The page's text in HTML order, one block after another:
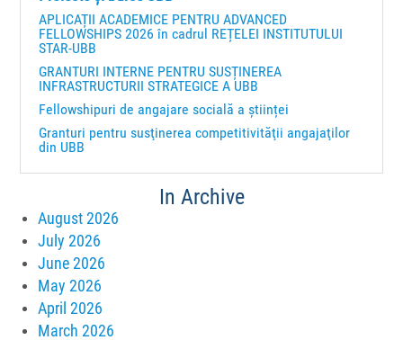
APLICAȚII ACADEMICE PENTRU ADVANCED
FELLOWSHIPS 2026 în cadrul REȚELEI INSTITUTULUI
STAR-UBB
GRANTURI INTERNE PENTRU SUSȚINEREA
INFRASTRUCTURII STRATEGICE A UBB
Fellowshipuri de angajare socială a științei
Granturi pentru susţinerea competitivităţii angajaţilor
din UBB
In Archive
August 2026
July 2026
June 2026
May 2026
April 2026
March 2026